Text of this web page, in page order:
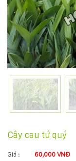
VỤ
KỸ
THUẬT
TRỒNG
Cây cau tứ quý
Giá : 60,000 VNĐ